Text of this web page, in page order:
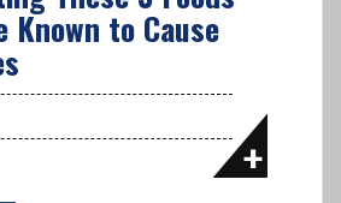
Known to Cause